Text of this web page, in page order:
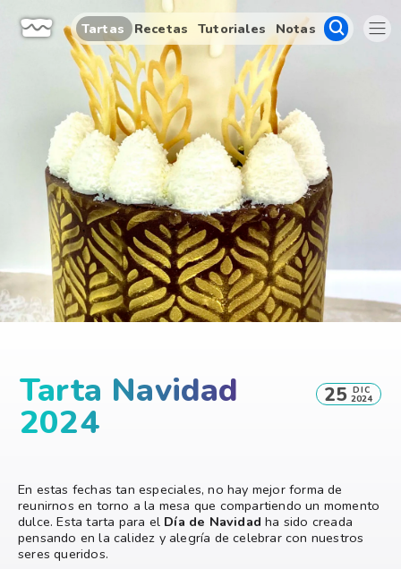
Tartas Recetas Tutoriales Notas
Tarta Navidad
2024
25 DIC
2024
En estas fechas tan especiales, no hay mejor forma de
reunirnos en torno a la mesa que compartiendo un momento
dulce. Esta tarta para el Día de Navidad ha sido creada
pensando en la calidez y alegría de celebrar con nuestros
seres queridos.